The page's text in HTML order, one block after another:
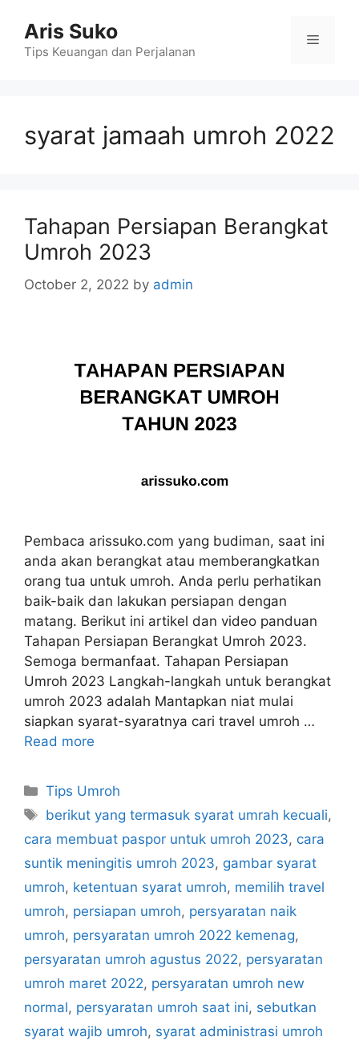
content
Aris Suko
Tips Keuangan dan Perjalanan
Menu
syarat jamaah umroh 2022
Tahapan Persiapan Berangkat
Umroh 2023
October 2, 2022 by admin
Pembaca arissuko.com yang budiman, saat ini
anda akan berangkat atau memberangkatkan
orang tua untuk umroh. Anda perlu perhatikan
baik-baik dan lakukan persiapan dengan
matang. Berikut ini artikel dan video panduan
Tahapan Persiapan Berangkat Umroh 2023.
Semoga bermanfaat. Tahapan Persiapan
Umroh 2023 Langkah-langkah untuk berangkat
umroh 2023 adalah Mantapkan niat mulai
siapkan syarat-syaratnya cari travel umroh …
Read more
Categories
Tips Umroh
Tags
berikut yang termasuk syarat umrah kecuali,
cara membuat paspor untuk umroh 2023, cara
suntik meningitis umroh 2023, gambar syarat
umroh, ketentuan syarat umroh, memilih travel
umroh, persiapan umroh, persyaratan naik
umroh, persyaratan umroh 2022 kemenag,
persyaratan umroh agustus 2022, persyaratan
umroh maret 2022, persyaratan umroh new
normal, persyaratan umroh saat ini, sebutkan
syarat wajib umroh, syarat administrasi umroh